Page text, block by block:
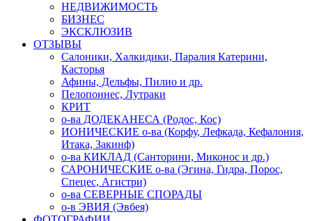
НЕДВИЖИМОСТЬ
БИЗНЕС
ЭКСКЛЮЗИВ
ОТЗЫВЫ
Салоники, Халкидики, Паралия Катерини,
Касторья
Афины, Дельфы, Пилио и др.
Пелопоннес, Лутраки
КРИТ
о-ва ДОДЕКАНЕСА (Родос, Кос)
ИОНИЧЕСКИЕ о-ва (Корфу, Лефкада, Кефалония,
Итака, Закинф)
о-ва КИКЛАД (Санторини, Миконос и др.)
САРОНИЧЕСКИЕ о-ва (Эгина, Гидра, Порос,
Спецес, Агистри)
о-ва СЕВЕРНЫЕ СПОРАДЫ
о-в ЭВИЯ (Эвбея)